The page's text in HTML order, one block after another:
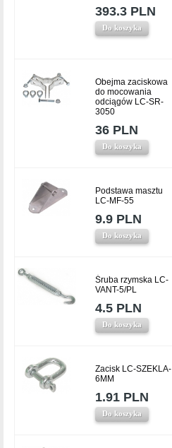
393.3 PLN
Do koszyka
Obejma zaciskowa
do mocowania
odciągów LC-SR-
3050
36 PLN
Do koszyka
Podstawa masztu
LC-MF-55
9.9 PLN
Do koszyka
Śruba rzymska LC-
VANT-5/PL
4.5 PLN
Do koszyka
Zacisk LC-SZEKLA-
6MM
1.91 PLN
Do koszyka